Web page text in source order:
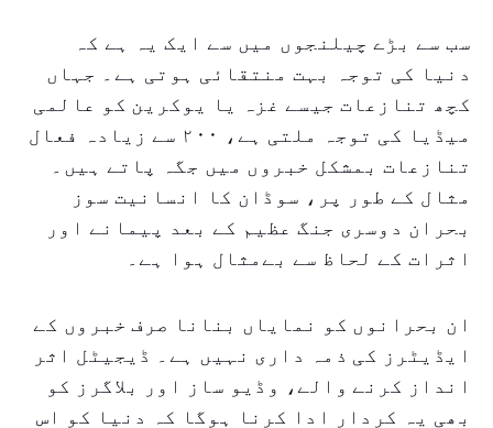
سب سے بڑے چیلنجوں میں سے ایک یہ ہے کہ
دنیا کی توجہ بہت منتقائی ہوتی ہے۔ جہاں
کچھ تنازعات جیسے غزہ یا یوکرین کو عالمی
میڈیا کی توجہ ملتی ہے، ۲۰۰ سے زیادہ فعال
تنازعات بمشکل خبروں میں جگہ پاتے ہیں۔
مثال کے طور پر، سوڈان کا انسانیت سوز
بحران دوسری جنگ عظیم کے بعد پیمانے اور
اثرات کے لحاظ سے بےمثال ہوا ہے۔
ان بحرانوں کو نمایاں بنانا صرف خبروں کے
ایڈیٹرز کی ذمہ داری نہیں ہے۔ ڈیجیٹل اثر
انداز کرنے والے، وڈیو ساز اور بلاگرز کو
بھی یہ کردار ادا کرنا ہوگا کہ دنیا کو اس